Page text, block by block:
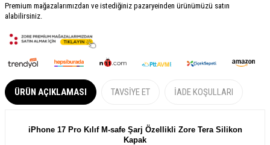
Premium mağazalarımızdan ve istediğiniz pazaryeinden ürünümüzü satın
alabilirsiniz.
ÜRÜN AÇIKLAMASI TAVSIYE ET İADE KOŞULLARI
iPhone 17 Pro Kılıf M-safe Şarj Özellikli Zore Tera Silikon
Kapak